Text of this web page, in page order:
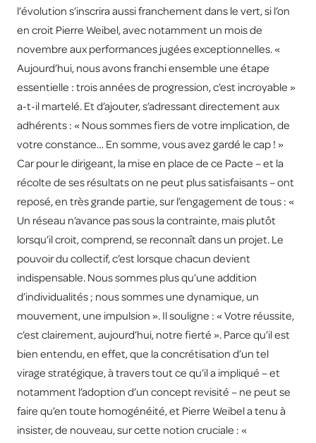
l’évolution s’inscrira aussi franchement dans le vert, si l’on
en croit Pierre Weibel, avec notamment un mois de
novembre aux performances jugées exceptionnelles. «
Aujourd’hui, nous avons franchi ensemble une étape
essentielle : trois années de progression, c’est incroyable »
a-t-il martelé. Et d’ajouter, s’adressant directement aux
adhérents : « Nous sommes fiers de votre implication, de
votre constance… En somme, vous avez gardé le cap ! »
Car pour le dirigeant, la mise en place de ce Pacte – et la
récolte de ses résultats on ne peut plus satisfaisants – ont
reposé, en très grande partie, sur l’engagement de tous : «
Un réseau n’avance pas sous la contrainte, mais plutôt
lorsqu’il croit, comprend, se reconnaît dans un projet. Le
pouvoir du collectif, c’est lorsque chacun devient
indispensable. Nous sommes plus qu’une addition
d’individualités ; nous sommes une dynamique, un
mouvement, une impulsion ». Il souligne : « Votre réussite,
c’est clairement, aujourd’hui, notre fierté ». Parce qu’il est
bien entendu, en effet, que la concrétisation d’un tel
virage stratégique, à travers tout ce qu’il a impliqué – et
notamment l’adoption d’un concept revisité – ne peut se
faire qu’en toute homogénéité, et Pierre Weibel a tenu à
insister, de nouveau, sur cette notion cruciale : «